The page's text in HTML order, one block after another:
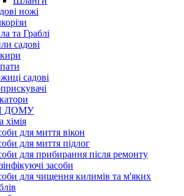
ножі
та Граблі
садові
садові
ДОМУ
хімія
для миття вікон
для миття підлог
для прибирання після ремонту
засоби
для чищення килимів та м'яких